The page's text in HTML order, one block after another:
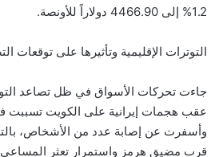
1.2% إلى 4466.90 دولاراً للأونصة.
التوترات الإقليمية وتأثيرها على توقعات
جاءت تحركات الأسواق في ظل تصاعد
عقب هجمات إيرانية على الكويت تسببت
وأسفرت عن إصابة عدد من الأشخاص،
قرب مضيق هرمز واستمرار تعثر المساعي